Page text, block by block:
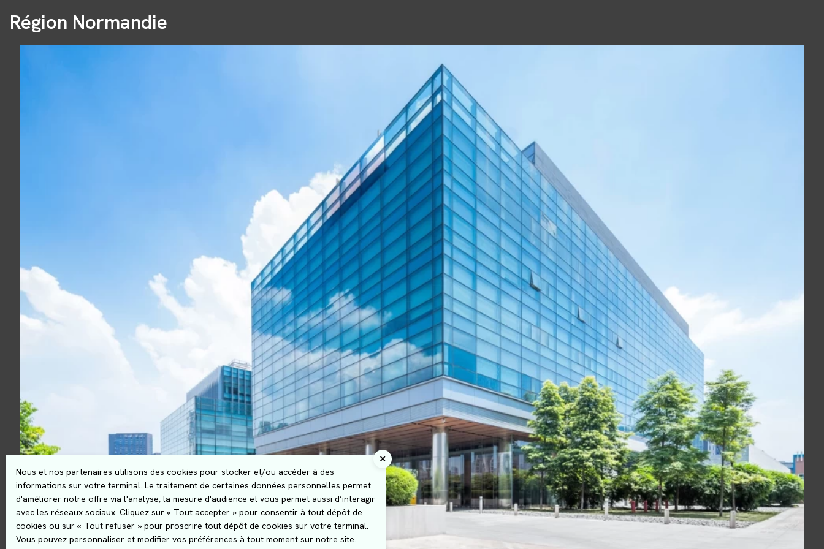
Région Normandie
Nous et nos partenaires utilisons des cookies pour stocker et/ou accéder à des
informations sur votre terminal. Le traitement de certaines données personnelles permet
d'améliorer notre offre via l'analyse, la mesure d'audience et vous permet aussi d’interagir
avec les réseaux sociaux. Cliquez sur « Tout accepter » pour consentir à tout dépôt de
cookies ou sur « Tout refuser » pour proscrire tout dépôt de cookies sur votre terminal.
Vous pouvez personnaliser et modifier vos préférences à tout moment sur notre site.